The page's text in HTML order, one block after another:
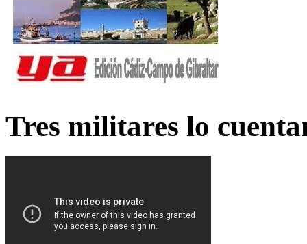
Tres militares lo